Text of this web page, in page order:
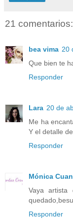
21 comentarios:
bea vima 20
Que bien te
Responder
Lara 20 de
Me ha
Y el detalle
Responder
Mónica
Vaya artista
Responder